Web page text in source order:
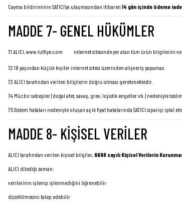
Cayma bildiriminin SATICI’ya ulaşmasından itibaren 14 gün içinde ödeme
MADDE 7- GENEL HÜKÜMLER
7.1 ALICI,www.lutfiye.com internet sitesinde yer alan tüm ürün bilgilerini ve
7.2 18 yaşından küçük kişiler internet sitesi üzerinden alışveriş yapamaz.
7.3 ALICI tarafından verilen bilgilerin doğru olması gerekmektedir.
7.4 Mücbir sebepler (doğal afet, savaş, grev, lojistik engeller vb.) nedeniyle
7.5 Sistem hataları nedeniyle oluşan açık fiyat hatalarında SATICI siparişi iptal
MADDE 8- KİŞİSEL VERİLER
ALICI tarafından verilen kişisel bilgiler, 6698 sayılı Kişisel Verilerin
ALICI dilediği zaman:
verilerinin işlenip işlenmediğini öğrenebilir
düzeltilmesini talep edebilir